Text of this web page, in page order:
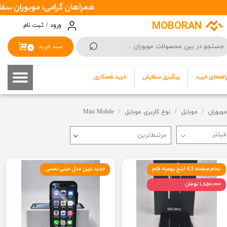
MOBORAN
⌕ ۰ سبد خرید
راهنمای خرید پیگیری سفارش خرید همکاری
ورود / ثبت نام
حساب کاربری من
تغییر گذر واژه
خروج از حساب کاربری
همراهان گرامی: موبوران سفارشات شما را در اسرع وقت ( 1 تا 2 روز کاری ) ارسال
موبوران موبایل نوع کاربری موبایل Mini Mobile
مرتبط‌ترین
تمام صفحه 4.5 اینچ بهمراه قلم
۱,۸۵۰,۰۰۰ تومان
جدید ترین مدل مینی لمسی